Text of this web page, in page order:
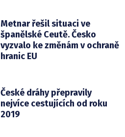
Metnar řešil situaci ve
španělské Ceutě. Česko
vyzvalo ke změnám v ochraně
hranic EU
České dráhy přepravily
nejvíce cestujících od roku
2019